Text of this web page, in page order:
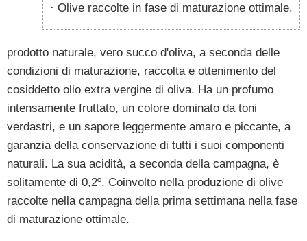
Olive raccolte in fase di maturazione ottimale.
prodotto naturale, vero succo d'oliva, a seconda delle
condizioni di maturazione, raccolta e ottenimento del
cosiddetto olio extra vergine di oliva. Ha un profumo
intensamente fruttato, un colore dominato da toni
verdastri, e un sapore leggermente amaro e piccante, a
garanzia della conservazione di tutti i suoi componenti
naturali. La sua acidità, a seconda della campagna, è
solitamente di 0,2º. Coinvolto nella produzione di olive
raccolte nella campagna della prima settimana nella fase
di maturazione ottimale.